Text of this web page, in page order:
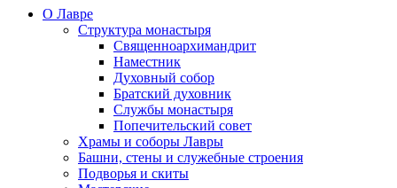
О Лавре
Структура монастыря
Священноархимандрит
Наместник
Духовный собор
Братский духовник
Службы монастыря
Попечительский совет
Храмы и соборы Лавры
Башни, стены и служебные строения
Подворья и скиты